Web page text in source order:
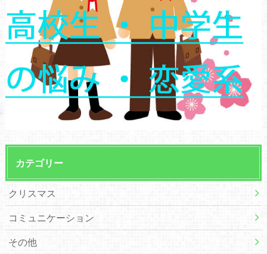
カテゴリー
クリスマス
コミュニケーション
その他